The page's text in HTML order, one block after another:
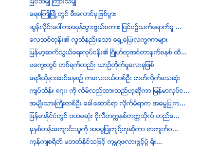
ျမင္သမွ် ၾကားသမွ်
ေရစႀကဳိျမဳိ႕တြင္ မီးေလာင္မွဳျဖစ္ပြား
အြန္လိုင္းေပၚကအမုန္းပြားဖြယ္စကား ျပင္ပ၌သက္ေရာက္မႈ ...
ေလသင္တုန္း၏ လူသိနည္းေသာ ေရွ႕ေျပးလကၡဏာမ်ား
ျမန္မာ့ဆက္သြယ္ေရးလုပ္ငန္း၏ ၿဂိဳဟ္တုအင္တာနက္စနစ္ ထိ...
မေကြးတြင္ တစ္ရက္တည္း ယာဥ္တိုက္မႈေလးခုျဖစ္
ေရဒီယိုနားဆင္ေနစဥ္ ကေလးငယ္တစ္ဦး ဓာတ္လိုက္ေသဆံုး
က်ပ္သိန္း ၈၇၀ ကို လိမ္လည္ထားသည္ဟုဆိုကာ ျမန္မာလုပ္င...
အမ်ဳိးသားႀကီးတစ္ဦး ေခၚေဆာင္ရာ လိုက္မိရာက အဓမၼျပဳက...
ျမန္မာႏိုင္ငံတြင္ ပထမဆံုး ပိုလီတကၠနစ္တကၠသိုလ္ တည္ေ...
ခုႏွစ္တန္းေက်ာင္းသူကုိ အဓမၼျပဳက်င္႔ဟုဆုိကာ စာက်က္ဝ...
ကုန္က်စရိတ္ မတတ္ႏိုင္သျဖင့္ ကမၻာ႔ဖလားဖြင့္ပြဲ ႐ိုး...